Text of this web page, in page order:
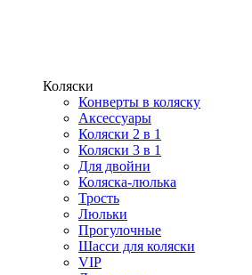
Коляски
Конверты в коляску
Аксессуары
Коляски 2 в 1
Коляски 3 в 1
Для двойни
Коляска-люлька
Трость
Люльки
Прогулочные
Шасси для коляски
VIP